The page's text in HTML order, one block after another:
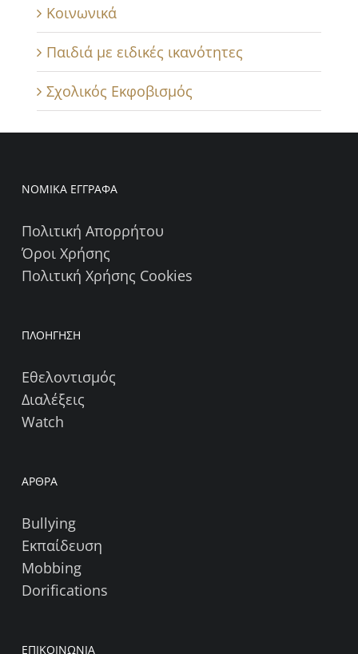
Κοινωνικά
Παιδιά με ειδικές ικανότητες
Σχολικός Εκφοβισμός
ΝΟΜΙΚΑ ΕΓΓΡΑΦΑ
Πολιτική Απορρήτου
Όροι Χρήσης
Πολιτική Χρήσης Cookies
ΠΛΟΗΓΗΣΗ
Εθελοντισμός
Διαλέξεις
Watch
ΑΡΘΡΑ
Bullying
Εκπαίδευση
Mobbing
Dorifications
ΕΠΙΚΟΙΝΩΝΙΑ